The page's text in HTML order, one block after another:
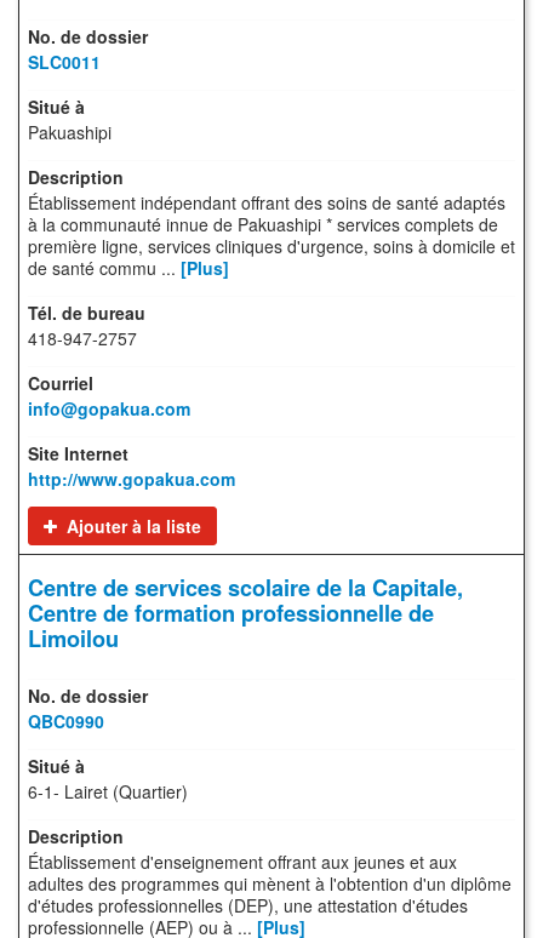
SLC0011
Pakuashipi
Établissement indépendant offrant des soins de santé adaptés
à la communauté innue de Pakuashipi * services complets de
première ligne, services cliniques d'urgence, soins à domicile et
de santé commu ... [Plus]
418-947-2757
info@gopakua.com
http://www.gopakua.com
Ajouter à la liste
Centre de services scolaire de la Capitale,
Centre de formation professionnelle de
Limoilou
QBC0990
6-1- Lairet (Quartier)
Établissement d'enseignement offrant aux jeunes et aux
adultes des programmes qui mènent à l'obtention d'un diplôme
d'études professionnelles (DEP), une attestation d'études
professionnelle (AEP) ou à ... [Plus]